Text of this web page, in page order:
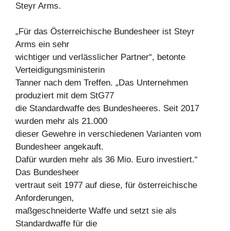
Steyr Arms.
„Für das Österreichische Bundesheer ist Steyr
Arms ein sehr
wichtiger und verlässlicher Partner“, betonte
Verteidigungsministerin
Tanner nach dem Treffen. „Das Unternehmen
produziert mit dem StG77
die Standardwaffe des Bundesheeres. Seit 2017
wurden mehr als 21.000
dieser Gewehre in verschiedenen Varianten vom
Bundesheer angekauft.
Dafür wurden mehr als 36 Mio. Euro investiert.“
Das Bundesheer
vertraut seit 1977 auf diese, für österreichische
Anforderungen,
maßgeschneiderte Waffe und setzt sie als
Standardwaffe für die